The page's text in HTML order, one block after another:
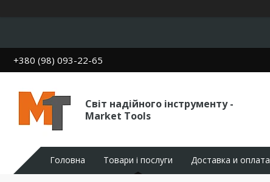
+380 (98) 093-22-65
Світ надійного інструменту -
Market Tools
Головна Товари і послуги Доставка и оплата